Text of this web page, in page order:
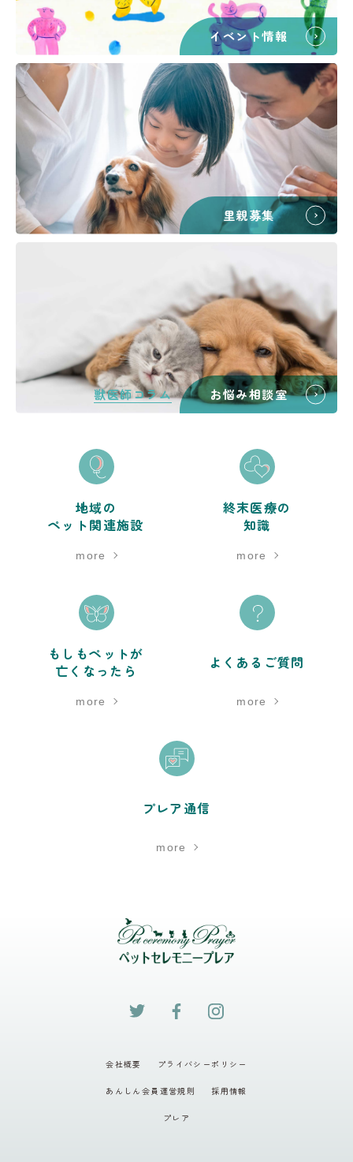
イベント情報
里親募集
獣医師コラム お悩み相談室
地域の
ペット関連施設
more
終末医療の
知識
more
もしもペットが
亡くなったら
more
よくあるご質問
more
プレア通信
more
会社概要 プライバシーポリシー
あんしん会員運営規則 採用情報
プレア